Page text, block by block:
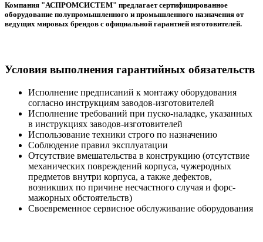
Компания "АСПРОМСИСТЕМ" предлагает сертифицированное
оборудование полупромышленного и промышленного назначения от
ведущих мировых брендов с официальной гарантией изготовителей.
Условия выполнения гарантийных обязательств
Исполнение предписаний к монтажу оборудования
согласно инструкциям заводов-изготовителей
Исполнение требований при пуско-наладке, указанных
в инструкциях заводов-изготовителей
Использование техники строго по назначению
Соблюдение правил эксплуатации
Отсутствие вмешательства в конструкцию (отсутствие
механических повреждений корпуса, чужеродных
предметов внутри корпуса, а также дефектов,
возникших по причине несчастного случая и форс-
мажорных обстоятельств)
Своевременное сервисное обслуживание оборудования